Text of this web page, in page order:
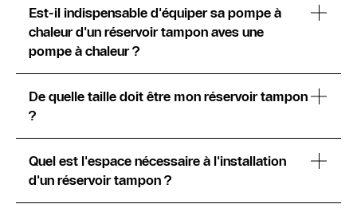
Est-il indispensable d'équiper sa pompe à
chaleur d'un réservoir tampon aves une
pompe à chaleur ?
De quelle taille doit être mon réservoir tampon
?
Quel est l'espace nécessaire à l'installation
d'un réservoir tampon ?